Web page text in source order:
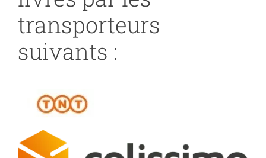
transporteurs
suivants :